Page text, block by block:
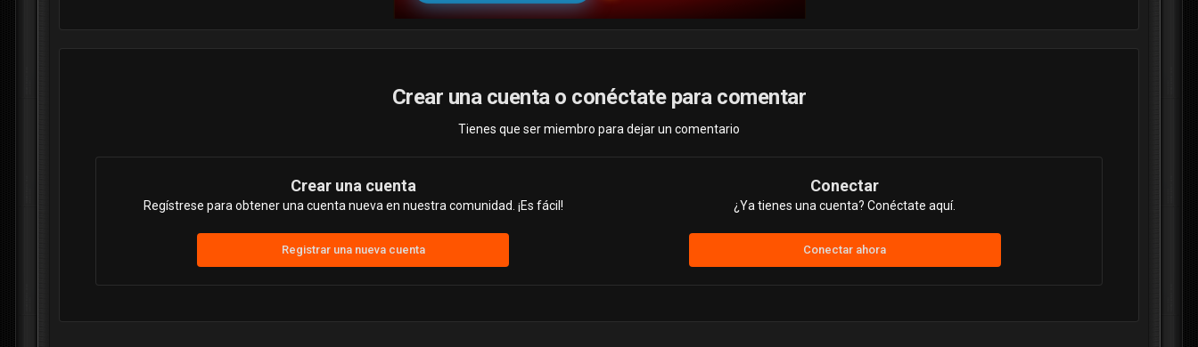
Crear una cuenta o conéctate para comentar
Tienes que ser miembro para dejar un comentario
Crear una cuenta
Regístrese para obtener una cuenta nueva en nuestra comunidad. ¡Es fácil!
Registrar una nueva cuenta
Conectar
¿Ya tienes una cuenta? Conéctate aquí.
Conectar ahora